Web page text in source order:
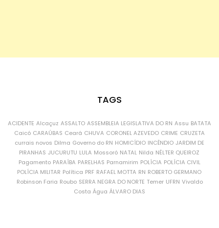
TAGS
ACIDENTE Alcaçuz ASSALTO ASSEMBLEIA LEGISLATIVA DO RN Assu BATATA
Caicó CARAÚBAS Ceará CHUVA CORONEL AZEVEDO CRIME CRUZETA
currais novos Dilma Governo do RN HOMICÍDIO INCÊNDIO JARDIM DE
PIRANHAS JUCURUTU LULA Mossoró NATAL Nilda NÉLTER QUEIROZ
Pagamento PARAÍBA PARELHAS Parnamirim POLÍCIA POLÍCIA CIVIL
POLÍCIA MILITAR Política PRF RAFAEL MOTTA RN ROBERTO GERMANO
Robinson Faria Roubo SERRA NEGRA DO NORTE Temer UFRN Vivaldo
Costa Água ÁLVARO DIAS